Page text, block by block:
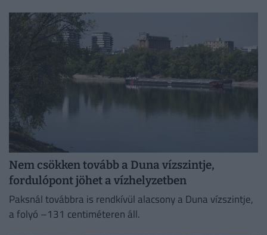
Nem csökken tovább a Duna vízszintje,
fordulópont jöhet a vízhelyzetben
Paksnál továbbra is rendkívül alacsony a Duna vízszintje,
a folyó –131 centiméteren áll.